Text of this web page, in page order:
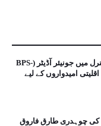
آفس آف دی ملٹری اکاؤنٹنٹ جنرل میں جونیئر آڈیٹر (BPS-
اقلیتی امیدواروں کے لیے
کی چوہدری طارق فاروق